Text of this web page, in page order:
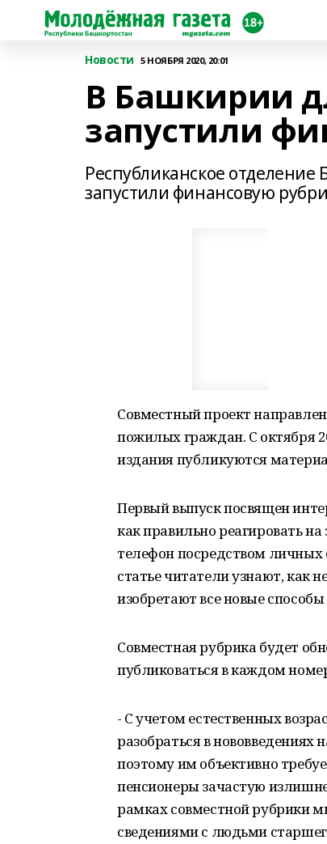
Новости 5 НОЯБРЯ 2020, 20:01
В Башкирии
запустили
Республиканское
запустили финансовую
Совместный проект
пожилых граждан. С октября
издания публикуются
Первый выпуск посвящен
как правильно реагировать
телефон посредством
статье читатели узнают, как
изобретают все новые
Совместная рубрика будет
публиковаться в каждом
- С учетом естественных
разобраться в
поэтому им объективно
пенсионеры зачастую
рамках совместной рубрики
сведениями с людьми